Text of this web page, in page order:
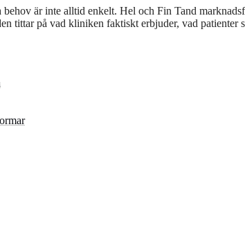
är inte alltid enkelt. Hel och Fin Tand
tittar på vad kliniken faktiskt erbjuder, vad patienter